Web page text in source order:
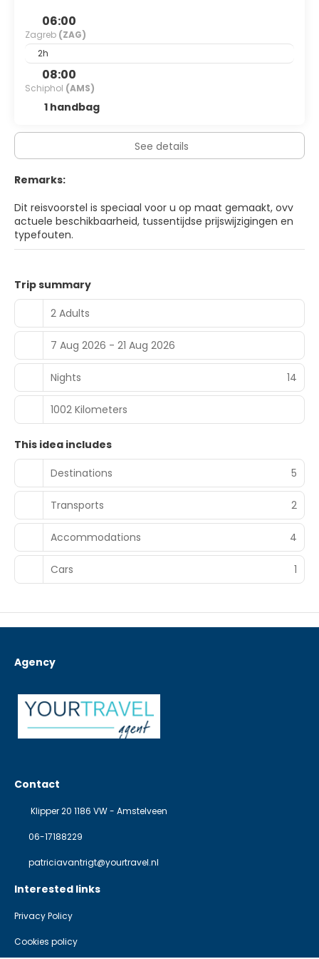
disappoint visitors in the slightest.
06:00
Zagreb (ZAG)
2h
08:00
Schiphol (AMS)
1 handbag
See details
Remarks:
Dit reisvoorstel is speciaal voor u op maat gemaakt, ovv
actuele beschikbaarheid, tussentijdse prijswijzigingen en
typefouten.
Trip summary
2 Adults
7 Aug 2026 - 21 Aug 2026
Nights 14
1002 Kilometers
This idea includes
Destinations
5
Transports 2
Accommodations 4
Cars 1
Agency
Contact
Klipper 20 1186 VW - Amstelveen
06-17188229
patriciavantrigt@yourtravel.nl
Interested links
Privacy Policy
Cookies policy